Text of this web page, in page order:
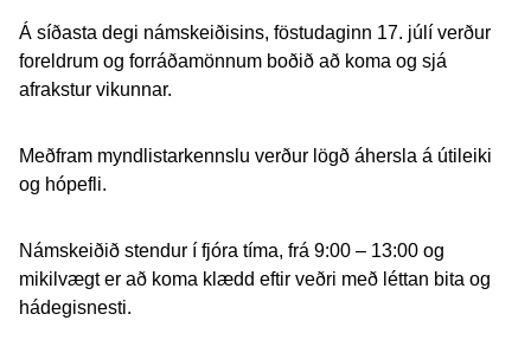
Á síðasta degi námskeiðisins, föstudaginn 17. júlí verður
foreldrum og forráðamönnum boðið að koma og sjá
afrakstur vikunnar.
Meðfram myndlistarkennslu verður lögð áhersla á útileiki
og hópefli.
Námskeiðið stendur í fjóra tíma, frá 9:00 – 13:00 og
mikilvægt er að koma klædd eftir veðri með léttan bita og
hádegisnesti.